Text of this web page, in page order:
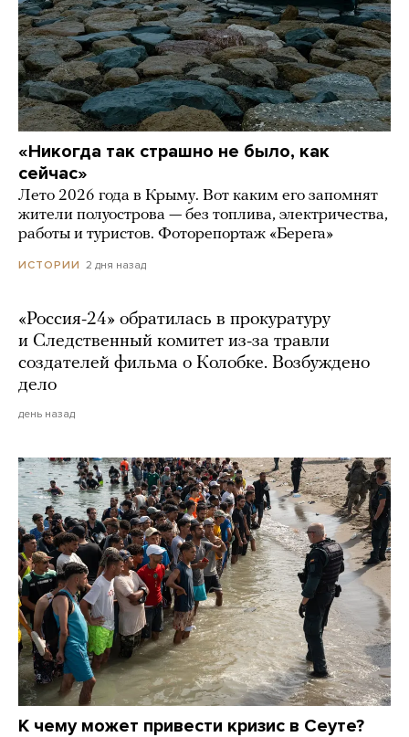
«Никогда так страшно не было, как
сейчас»
Лето 2026 года в Крыму. Вот каким его запомнят
жители полуострова — без топлива, электричества,
работы и туристов. Фоторепортаж «Берега»
ИСТОРИИ 2 дня назад
«Россия-24» обратилась в прокуратуру
и Следственный комитет из-за травли
создателей фильма о Колобке. Возбуждено
дело
день назад
К чему может привести кризис в Сеуте?